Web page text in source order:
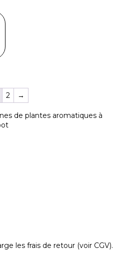
2 →
de plantes aromatiques à
les frais de retour (voir CGV).